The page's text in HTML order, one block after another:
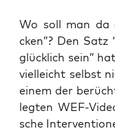
Wo soll man da
cken”? Den
glück­lich sein”
viel­leicht selbst
einem der
leg­ten WEF-
sche